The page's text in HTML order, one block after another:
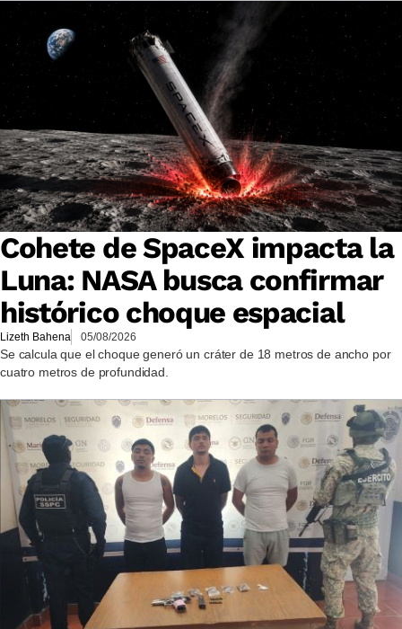
Cohete de SpaceX impacta la
Luna: NASA busca confirmar
histórico choque espacial
Lizeth Bahena 05/08/2026
Se calcula que el choque generó un cráter de 18 metros de ancho por
cuatro metros de profundidad.